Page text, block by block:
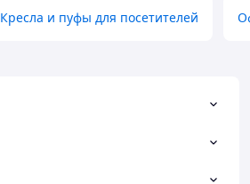
Кресла и пуфы для посетителей